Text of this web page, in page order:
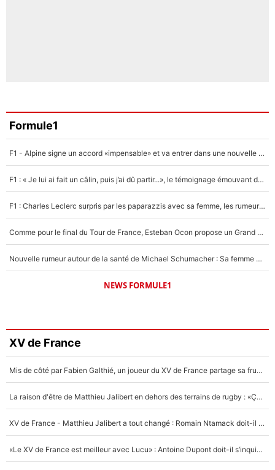
Formule1
F1 - Alpine signe un accord «impensable» et va entrer dans une nouvelle dimension : Grande nouvelle pour Pierre Gasly !
F1 : « Je lui ai fait un câlin, puis j’ai dû partir...», le témoignage émouvant de Max Verstappen sur sa fille
F1 : Charles Leclerc surpris par les paparazzis avec sa femme, les rumeurs étaient vraies !
Comme pour le final du Tour de France, Esteban Ocon propose un Grand Prix de Formule 1 à Paris : «Autour de l’Arc de Triomphe, ce serait génial» !
Nouvelle rumeur autour de la santé de Michael Schumacher : Sa femme Corinna sort du silence
NEWS FORMULE1
XV de France
Mis de côté par Fabien Galthié, un joueur du XV de France partage sa frustration : «ils ne me l’ont pas dit tout de suite»
La raison d'être de Matthieu Jalibert en dehors des terrains de rugby : «Ça m'atteint autant que si tu touches à un membre de ma famille»
XV de France - Matthieu Jalibert a tout changé : Romain Ntamack doit-il s’inquiéter pour sa place à un an de la Coupe du monde ?
«Le XV de France est meilleur avec Lucu» : Antoine Dupont doit-il s’inquiéter pour sa place ?